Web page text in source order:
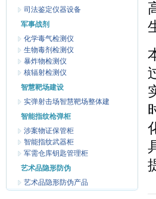
司法鉴定仪器设备
军事战剂
化学毒气检测仪
生物毒剂检测仪
暴炸物检测仪
核辐射检测仪
智慧靶场建设
实弹射击场智慧靶场整体建
智能指纹枪弹柜
涉案物证保管柜
智能指纹武器柜
军需仓库钥匙管理柜
艺术品隐形防伪
艺术品隐形防伪产品